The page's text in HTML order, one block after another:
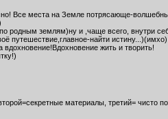
Все места на Земле потрясающе-
родным землям)ну и ,чаще всего, внутри
путешествие,главное-найти истину...)(имхо)
вдохновение!Вдохновение жить и творить!
материалы, третий= чисто